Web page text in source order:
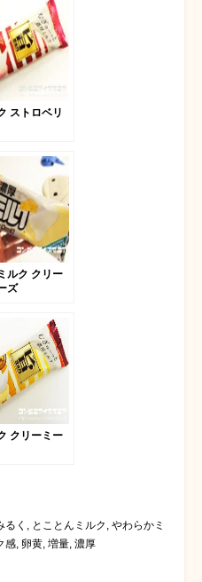
ストロベリ
ルク クリー
ズ
クリーミー
るく , とことんミルク , やわらかミ
感, 卵黄, 増量, 濃厚